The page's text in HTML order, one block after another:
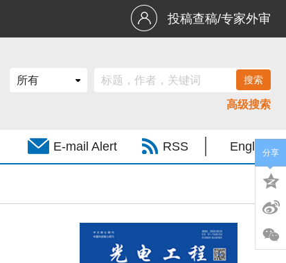
投稿查稿/专家外审
高级搜索
E-mail Alert RSS English分享